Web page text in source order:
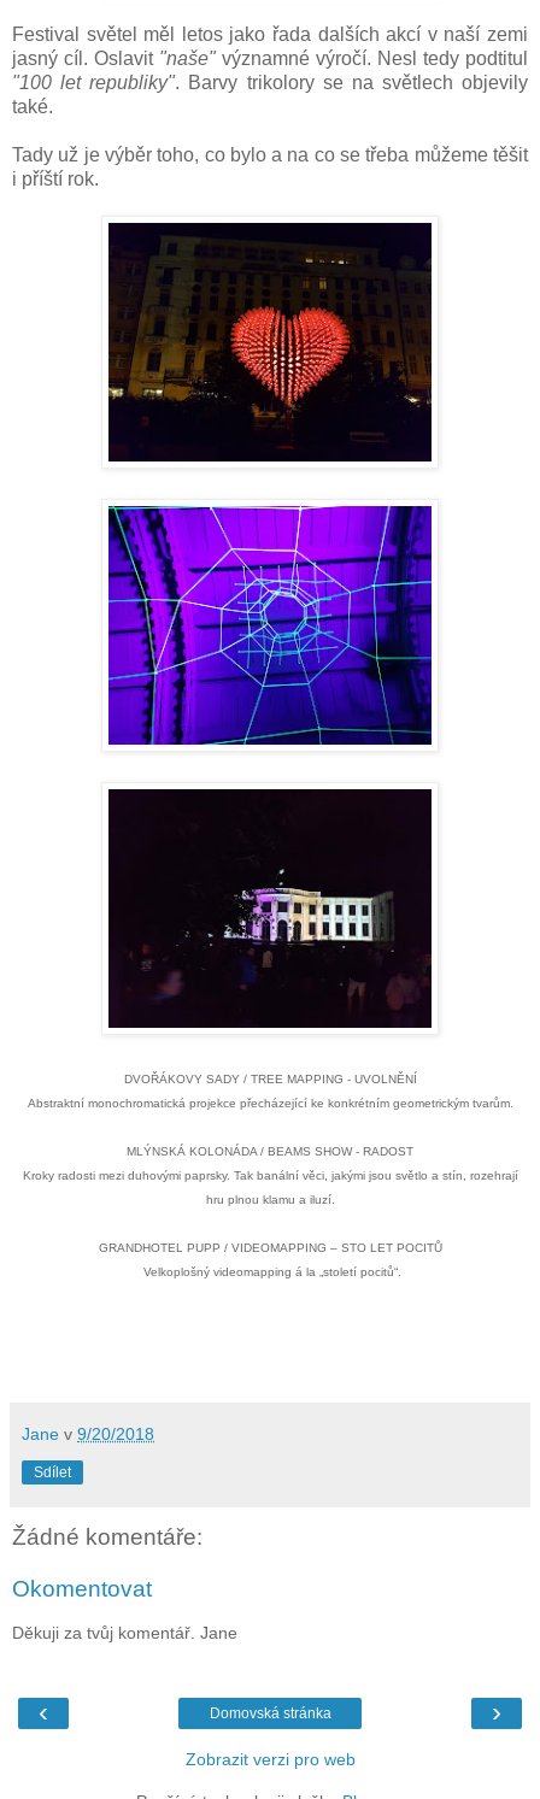
Festival světel měl letos jako řada dalších akcí v naší zemi
jasný cíl. Oslavit "naše" významné výročí. Nesl tedy podtitul
"100 let republiky". Barvy trikolory se na světlech objevily
také.
Tady už je výběr toho, co bylo a na co se třeba můžeme těšit
i příští rok.
DVOŘÁKOVY SADY / TREE MAPPING - UVOLNĚNÍ
Abstraktní monochromatická projekce přecházející ke konkrétním geometrickým tvarům.
MLÝNSKÁ KOLONÁDA / BEAMS SHOW - RADOST
Kroky radosti mezi duhovými paprsky. Tak banální věci, jakými jsou světlo a stín, rozehrají
hru plnou klamu a iluzí.
GRANDHOTEL PUPP / VIDEOMAPPING – STO LET POCITŮ
Velkoplošný videomapping á la „století pocitů“.
Jane v 9/20/2018
Sdílet
Žádné komentáře:
Okomentovat
Děkuji za tvůj komentář. Jane
‹ ›
Domovská stránka
Zobrazit verzi pro web